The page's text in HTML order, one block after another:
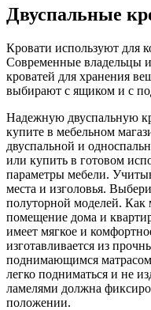
Двуспальные
Кровати используют для
Современные владельцы
кроватей для хранения
выбирают с ящиком и с
Надежную двуспальную
купите в мебельном
двуспальной и
или купить в готовом
параметры мебели.
места и изголовья.
полуторной моделей. Как
помещение дома и
имеет мягкое и
изготавливается из
поднимающимся
легко подниматься и не
ламелями должна
положении.